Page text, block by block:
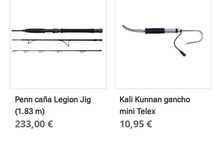
Penn caña Legion Jig
(1.83 m)
233,00€
Kali Kunnan gancho
mini Telex
10,95€